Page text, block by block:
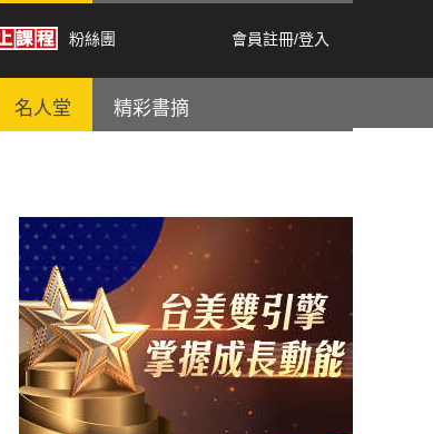
粉絲團 會員註冊/登入
名人堂 精彩書摘